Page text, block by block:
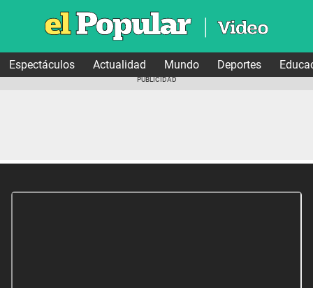
Espectáculos Actualidad Mundo Deportes